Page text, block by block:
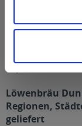
Löwenbräu AG,
Telefon: 089
Löwenbräu
Regionen,
geliefert